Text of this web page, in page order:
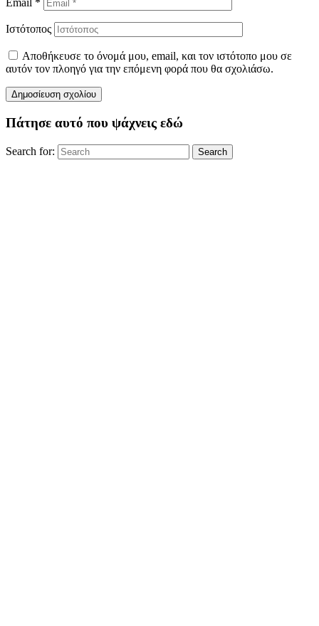
Email *
Ιστότοπος
Αποθήκευσε το όνομά μου, email, και τον ιστότοπο μου σε
αυτόν τον πλοηγό για την επόμενη φορά που θα σχολιάσω.
Πάτησε αυτό που ψάχνεις εδώ
Search for: Search